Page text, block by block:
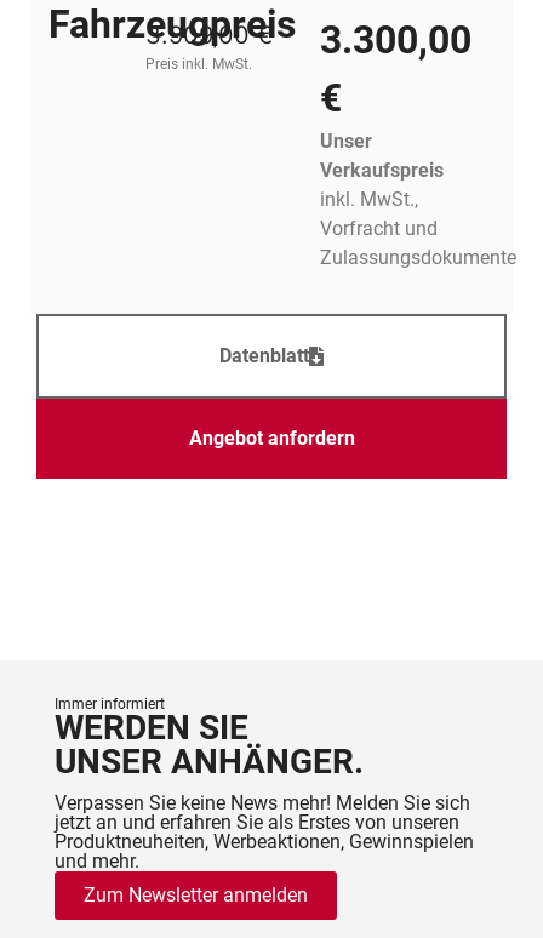
Fahrzeugpreis
3.909,00 €
Preis inkl. MwSt.
3.300,00
€
Unser
Verkaufspreis
inkl. MwSt.,
Vorfracht und
Zulassungsdokumente
Datenblatt
Angebot anfordern
Immer informiert
WERDEN SIE
UNSER ANHÄNGER.
Verpassen Sie keine News mehr! Melden Sie sich
jetzt an und erfahren Sie als Erstes von unseren
Produktneuheiten, Werbeaktionen, Gewinnspielen
und mehr.
Zum Newsletter anmelden